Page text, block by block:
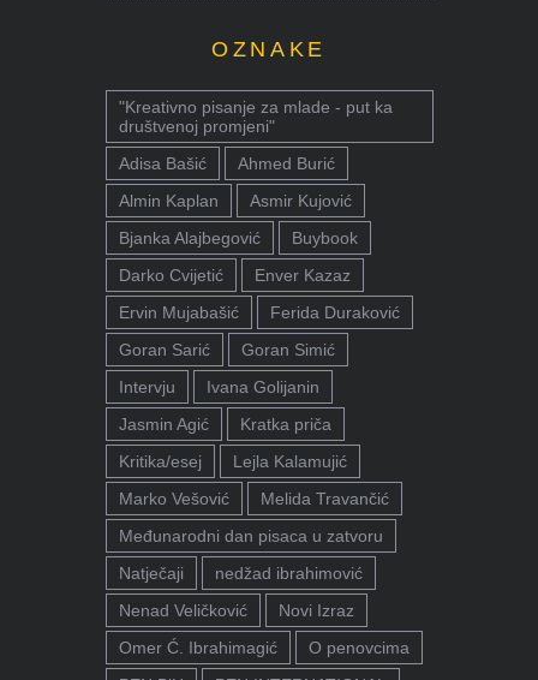
OZNAKE
"Kreativno pisanje za mlade - put ka
društvenoj promjeni"
Adisa Bašić
Ahmed Burić
Almin Kaplan
Asmir Kujović
Bjanka Alajbegović
Buybook
Darko Cvijetić
Enver Kazaz
Ervin Mujabašić
Ferida Duraković
Goran Sarić
Goran Simić
Intervju
Ivana Golijanin
Jasmin Agić
Kratka priča
Kritika/esej
Lejla Kalamujić
Marko Vešović
Melida Travančić
Međunarodni dan pisaca u zatvoru
Natječaji
nedžad ibrahimović
Nenad Veličković
Novi Izraz
Omer Ć. Ibrahimagić
O penovcima